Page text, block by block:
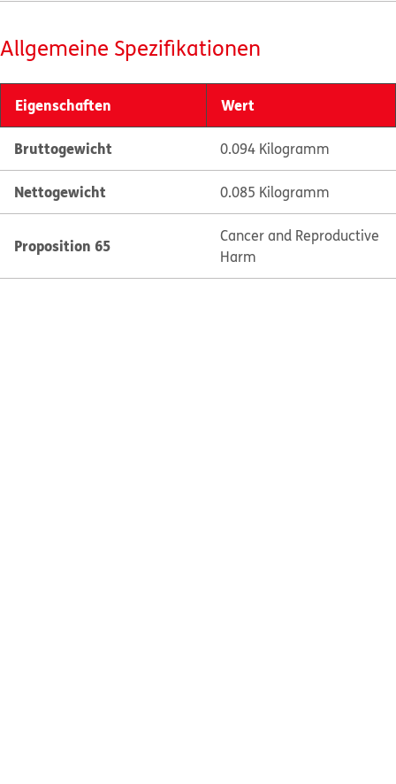
Allgemeine Spezifikationen
Eigenschaften Wert
Bruttogewicht 0.094 Kilogramm
Nettogewicht 0.085 Kilogramm
Proposition 65
Cancer and Reproductive
Harm